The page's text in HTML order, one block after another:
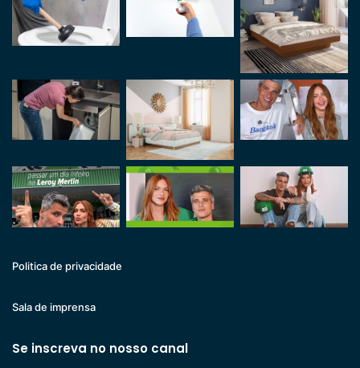
Politica de privacidade
Sala de imprensa
Se inscreva no nosso canal